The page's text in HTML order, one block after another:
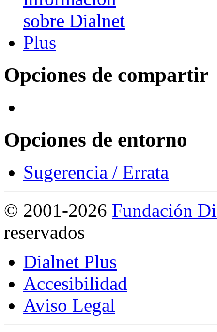
Opciones de compartir
Opciones de entorno
Sugerencia / Errata
© 2001-2026 Fundación
reservados
Dialnet Plus
Accesibilidad
Aviso Legal